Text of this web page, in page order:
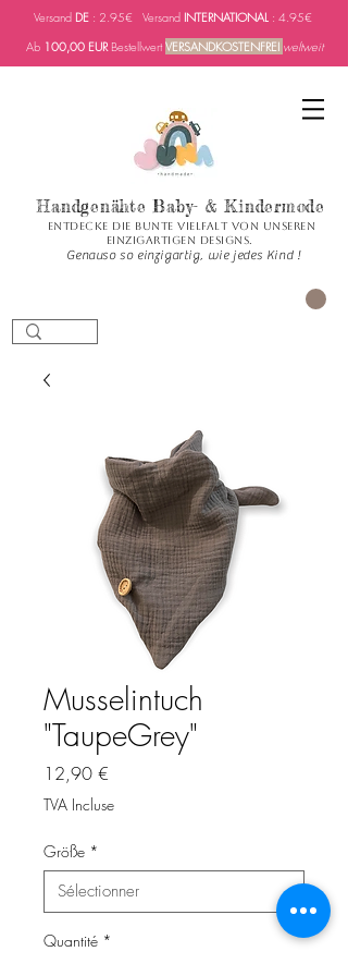
Versand DE : 2.95€ Versand INTERNATIONAL : 4.95€
Ab 100,00 EURBestellwertVERSANDKOSTENFREI weltweit
Handgenähte Baby- & Kindermode
Entdecke die bunte Vielfalt von unseren
einzigartigen Designs.
Genauso so einzigartig, wie jedes Kind !
Musselintuch
"TaupeGrey"
12,90 €
TVA Incluse
Größe *
Quantité *